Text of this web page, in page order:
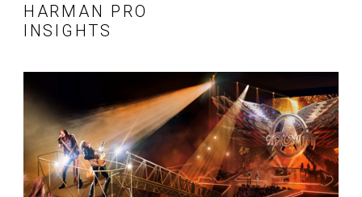
HARMAN PRO
INSIGHTS